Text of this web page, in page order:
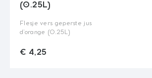
(0.25L)
Flesje vers geperste jus
d’orange (0.25L)
Quantity
€ 4,25